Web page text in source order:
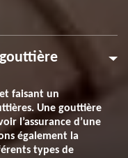
faisant un
Une gouttière
l’assurance d’une
également la
types de